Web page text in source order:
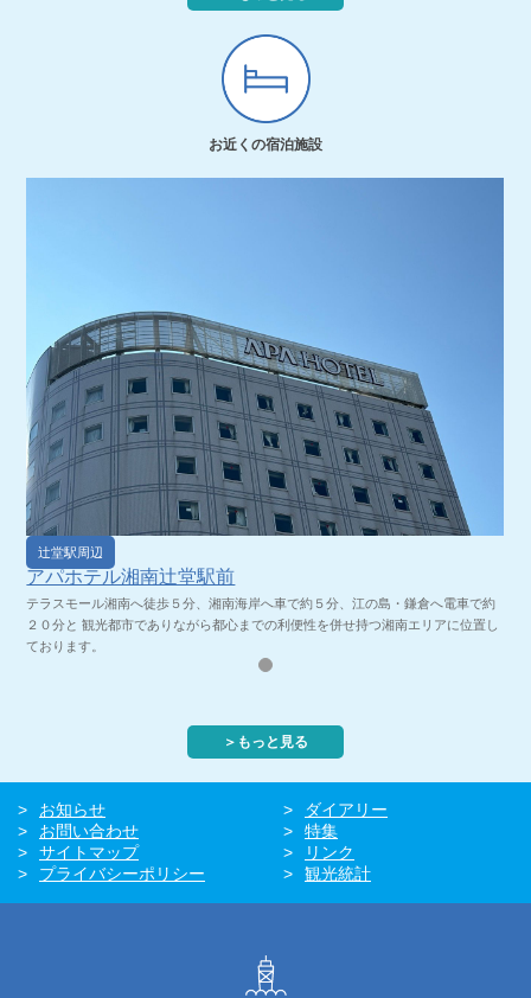
お近くの宿泊施設
辻堂駅周辺
アパホテル湘南辻堂駅前
テラスモール湘南へ徒歩５分、湘南海岸へ車で約５分、江の島・鎌倉へ電車で約
２０分と 観光都市でありながら都心までの利便性を併せ持つ湘南エリアに位置し
ております。
＞もっと見る
お知らせ
ダイアリー
お問い合わせ
特集
サイトマップ
リンク
プライバシーポリシー
観光統計